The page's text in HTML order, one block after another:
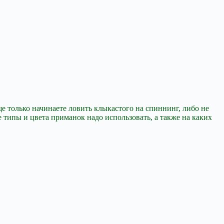
начинаете ловить клыкастого на спиннинг, либо не
и цвета приманок надо использовать, а также на каких